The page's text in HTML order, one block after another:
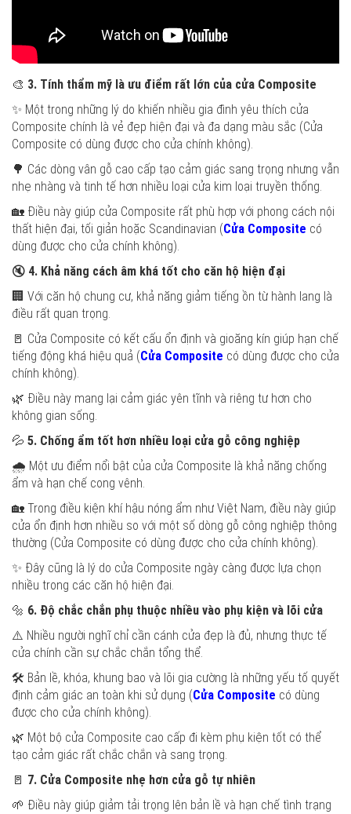
🎨 3. Tính thẩm mỹ là ưu điểm rất lớn của cửa Composite
✨ Một trong những lý do khiến nhiều gia đình yêu thích cửa
Composite chính là vẻ đẹp hiện đại và đa dạng màu sắc (Cửa
Composite có dùng được cho cửa chính không).
🌳 Các dòng vân gỗ cao cấp tạo cảm giác sang trọng nhưng vẫn
nhẹ nhàng và tinh tế hơn nhiều loại cửa kim loại truyền thống.
🏡 Điều này giúp cửa Composite rất phù hợp với phong cách nội
thất hiện đại, tối giản hoặc Scandinavian (Cửa Composite có
dùng được cho cửa chính không).
🔇 4. Khả năng cách âm khá tốt cho căn hộ hiện đại
🏢 Với căn hộ chung cư, khả năng giảm tiếng ồn từ hành lang là
điều rất quan trọng.
🚪 Cửa Composite có kết cấu ổn định và gioăng kín giúp hạn chế
tiếng động khá hiệu quả (Cửa Composite có dùng được cho cửa
chính không).
🌿 Điều này mang lại cảm giác yên tĩnh và riêng tư hơn cho
không gian sống.
💦 5. Chống ẩm tốt hơn nhiều loại cửa gỗ công nghiệp
🌧️ Một ưu điểm nổi bật của cửa Composite là khả năng chống
ẩm và hạn chế cong vênh.
🏡 Trong điều kiện khí hậu nóng ẩm như Việt Nam, điều này giúp
cửa ổn định hơn nhiều so với một số dòng gỗ công nghiệp thông
thường (Cửa Composite có dùng được cho cửa chính không).
✨ Đây cũng là lý do cửa Composite ngày càng được lựa chọn
nhiều trong các căn hộ hiện đại.
🔩 6. Độ chắc chắn phụ thuộc nhiều vào phụ kiện và lõi cửa
⚠️ Nhiều người nghĩ chỉ cần cánh cửa đẹp là đủ, nhưng thực tế
cửa chính cần sự chắc chắn tổng thể.
🛠️ Bản lề, khóa, khung bao và lõi gia cường là những yếu tố quyết
định cảm giác an toàn khi sử dụng (Cửa Composite có dùng
được cho cửa chính không).
🌿 Một bộ cửa Composite cao cấp đi kèm phụ kiện tốt có thể
tạo cảm giác rất chắc chắn và sang trọng.
🚪 7. Cửa Composite nhẹ hơn cửa gỗ tự nhiên
🌱 Điều này giúp giảm tải trọng lên bản lề và hạn chế tình trạng